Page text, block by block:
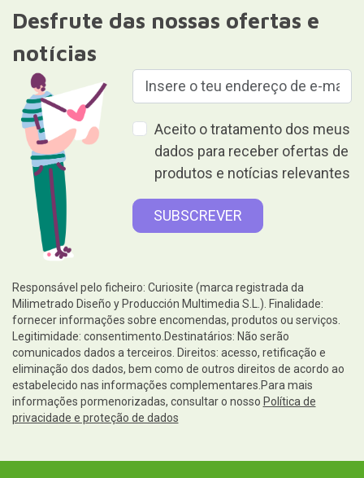
Desfrute das nossas ofertas e
notícias
Aceito o tratamento dos meus
dados para receber ofertas de
produtos e notícias relevantes
Responsável pelo ficheiro: Curiosite (marca registrada da
Milimetrado Diseño y Producción Multimedia S.L.). Finalidade:
fornecer informações sobre encomendas, produtos ou serviços.
Legitimidade: consentimento.Destinatários: Não serão
comunicados dados a terceiros. Direitos: acesso, retificação e
eliminação dos dados, bem como de outros direitos de acordo ao
estabelecido nas informações complementares.Para mais
informações pormenorizadas, consultar o nosso Política de
privacidade e proteção de dados